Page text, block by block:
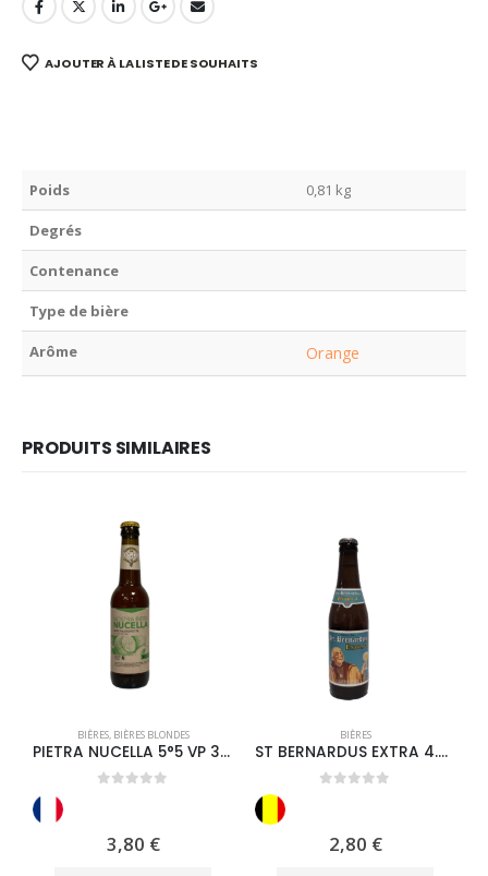
AJOUTER À LA LISTE DE SOUHAITS
Poids 0,81 kg
Degrés
Contenance
Type de bière
Arôme Orange
PRODUITS SIMILAIRES
BIÈRES, BIÈRES BLONDES
PIETRA NUCELLA 5°5 VP 33cl
3,80 €
BIÈRES
ST BERNARDUS EXTRA 4.8° 33CL
2,80 €